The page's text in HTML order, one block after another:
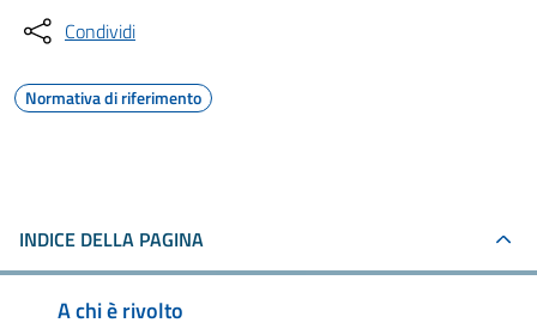
Condividi
Normativa di riferimento
INDICE DELLA PAGINA
A chi è rivolto